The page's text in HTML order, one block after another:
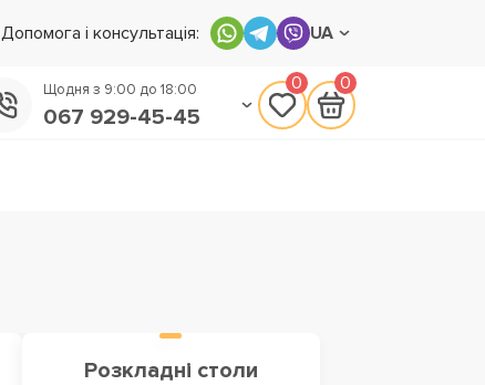
Допомога і консультація: UA
Щодня з 9:00 до 18:00
067 929-45-45
0 0
Розкладні столи